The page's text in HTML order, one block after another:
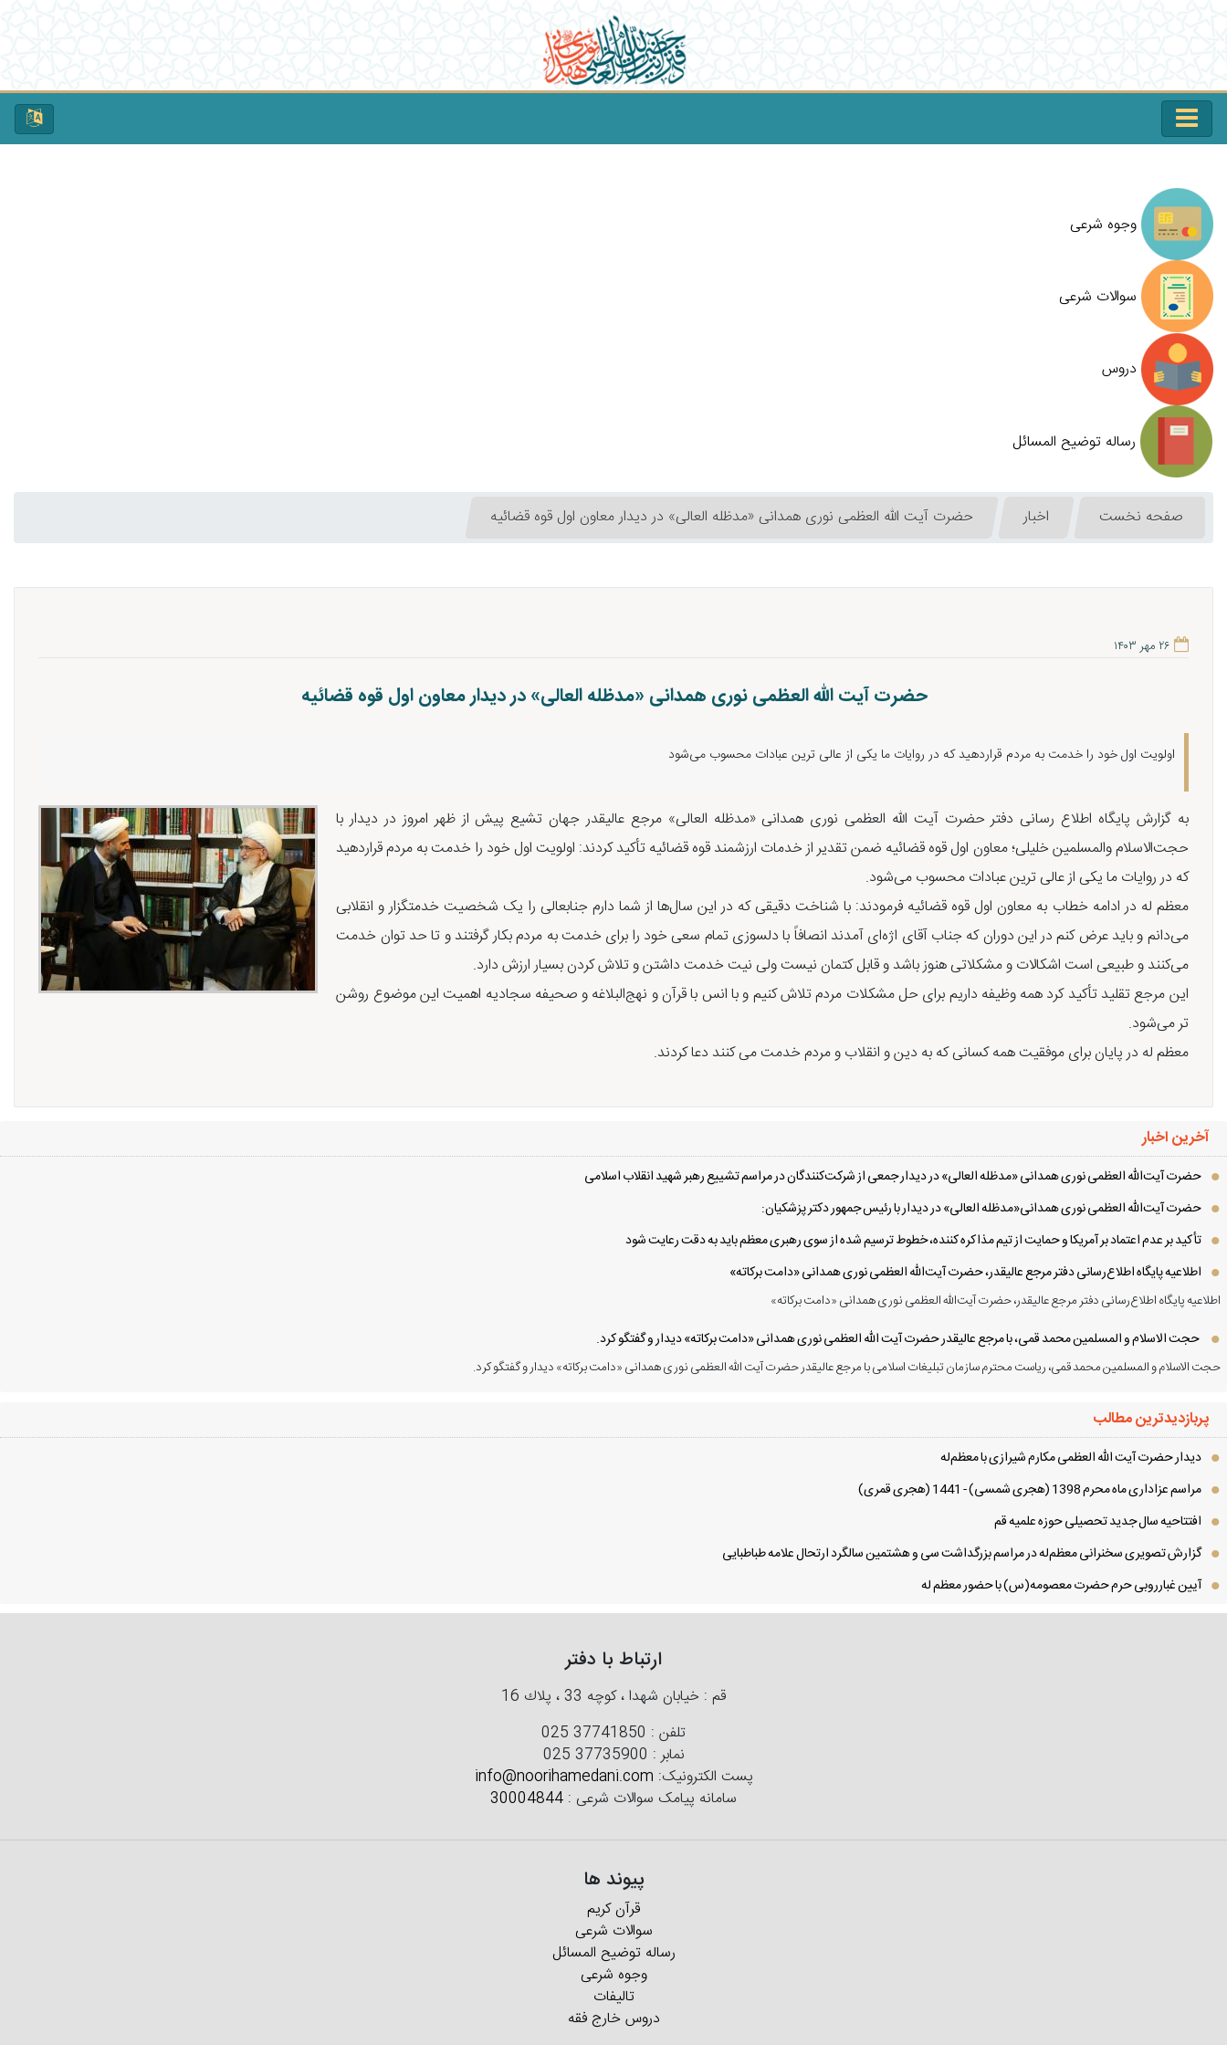
وجوه شرعی
سوالات شرعی
دروس
رساله توضیح المسائل
صفحه نخست اخبار حضرت آیت الله العظمی نوری همدانی «مدظله العالی» در دیدار معاون اول قوه قضائیه
۲۶ مهر ۱۴۰۳
حضرت آیت الله العظمی نوری همدانی «مدظله العالی» در دیدار معاون اول قوه قضائیه
اولویت اول خود را خدمت به مردم قراردهید که در روایات ما یکی از عالی ترین عبادات محسوب می‌شود
به گزارش پایگاه اطلاع رسانی دفتر حضرت آیت الله العظمی نوری همدانی «مدظله العالی» مرجع عالیقدر جهان تشیع پیش از ظهر امروز در دیدار با
حجت‌الاسلام والمسلمین خلیلی؛ معاون اول قوه قضائیه ضمن تقدیر از خدمات ارزشمند قوه قضائیه تأکید کردند: اولویت اول خود را خدمت به مردم قراردهید
که در روایات ما یکی از عالی ترین عبادات محسوب می‌شود.
معظم له در ادامه خطاب به معاون اول قوه قضائیه فرمودند: با شناخت دقیقی که در این سال‌ها از شما دارم جنابعالی را یک شخصیت خدمتگزار و انقلابی
می‌دانم و باید عرض کنم در این دوران‌ که جناب آقای اژه‌ای آمدند انصافاً با دلسوزی تمام سعی خود را برای خدمت به مردم بکار گرفتند و تا حد توان خدمت
می‌کنند و طبیعی است اشکالات و مشکلاتی هنوز باشد و قابل کتمان نیست ولی نیت خدمت داشتن و تلاش کردن بسیار ارزش دارد.
این مرجع تقلید تأکید کرد همه وظیفه داریم برای حل مشکلات مردم تلاش‌ کنیم و با انس با قرآن و نهج‌البلاغه و صحیفه سجادیه اهمیت این موضوع روشن
تر می‌شود.
معظم له در پایان برای موفقیت همه کسانی که به دین و انقلاب و مردم خدمت می کنند دعا کردند.
آخرین اخبار
حضرت آیت‌الله العظمی نوری همدانی «مدظله العالی» در دیدار جمعی از شرکت‌کنندگان در مراسم تشییع رهبر شهید انقلاب اسلامی
حضرت آیت‌الله العظمی نوری همدانی«مدظله العالی» در دیدار با رئیس جمهور دکتر پزشکیان:
تأکید بر عدم اعتماد بر آمریکا و حمایت از تیم مذاکره کننده، خطوط ترسیم شده از سوی رهبری معظم باید به دقت رعایت شود
اطلاعیه پایگاه اطلاع‌رسانی دفتر مرجع عالیقدر، حضرت آیت‌الله العظمی نوری همدانی «دامت برکاته»
اطلاعیه پایگاه اطلاع‌رسانی دفتر مرجع عالیقدر، حضرت آیت‌الله العظمی نوری همدانی «دامت برکاته»
حجت الاسلام و المسلمین محمد قمی، با مرجع عالیقدر حضرت آیت الله العظمی نوری همدانی «دامت برکاته» دیدار و گفتگو کرد.
حجت الاسلام و المسلمین محمد قمی، ریاست محترم سازمان تبلیغات اسلامی با مرجع عالیقدر حضرت آیت الله العظمی نوری همدانی «دامت برکاته» دیدار و گفتگو کرد.
پربازدیدترین مطالب
دیدار حضرت آیت الله العظمی مكارم شیرازی با معظم‌له
مراسم عزاداری ماه محرم 1398 (هجری شمسی) - 1441 (هجری قمری)
افتتاحیه سال جدید تحصیلی حوزه علمیه قم
گزارش تصویری سخنرانی معظم‌له در مراسم بزرگداشت سی و هشتمین سالگرد ارتحال علامه طباطبایی
آیین غبارروبی حرم حضرت معصومه(س) با حضور معظم له
ارتباط با دفتر
قم : خیابان شهدا ، كوچه 33 ، پلاك 16
تلفن : 025 37741850
نمابر : 025 37735900
پست الکترونیک: info@noorihamedani.com
سامانه پیامک سوالات شرعی : 30004844
پیوند ها
قرآن کریم
سوالات شرعی
رساله توضیح المسائل
وجوه شرعی
تالیفات
دروس خارج فقه